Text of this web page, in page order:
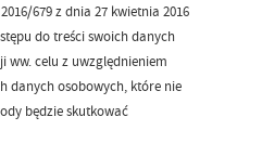
679 z dnia 27 kwietnia 2016
do treści swoich danych
ww. celu z uwzględnieniem
danych osobowych, które nie
będzie skutkować